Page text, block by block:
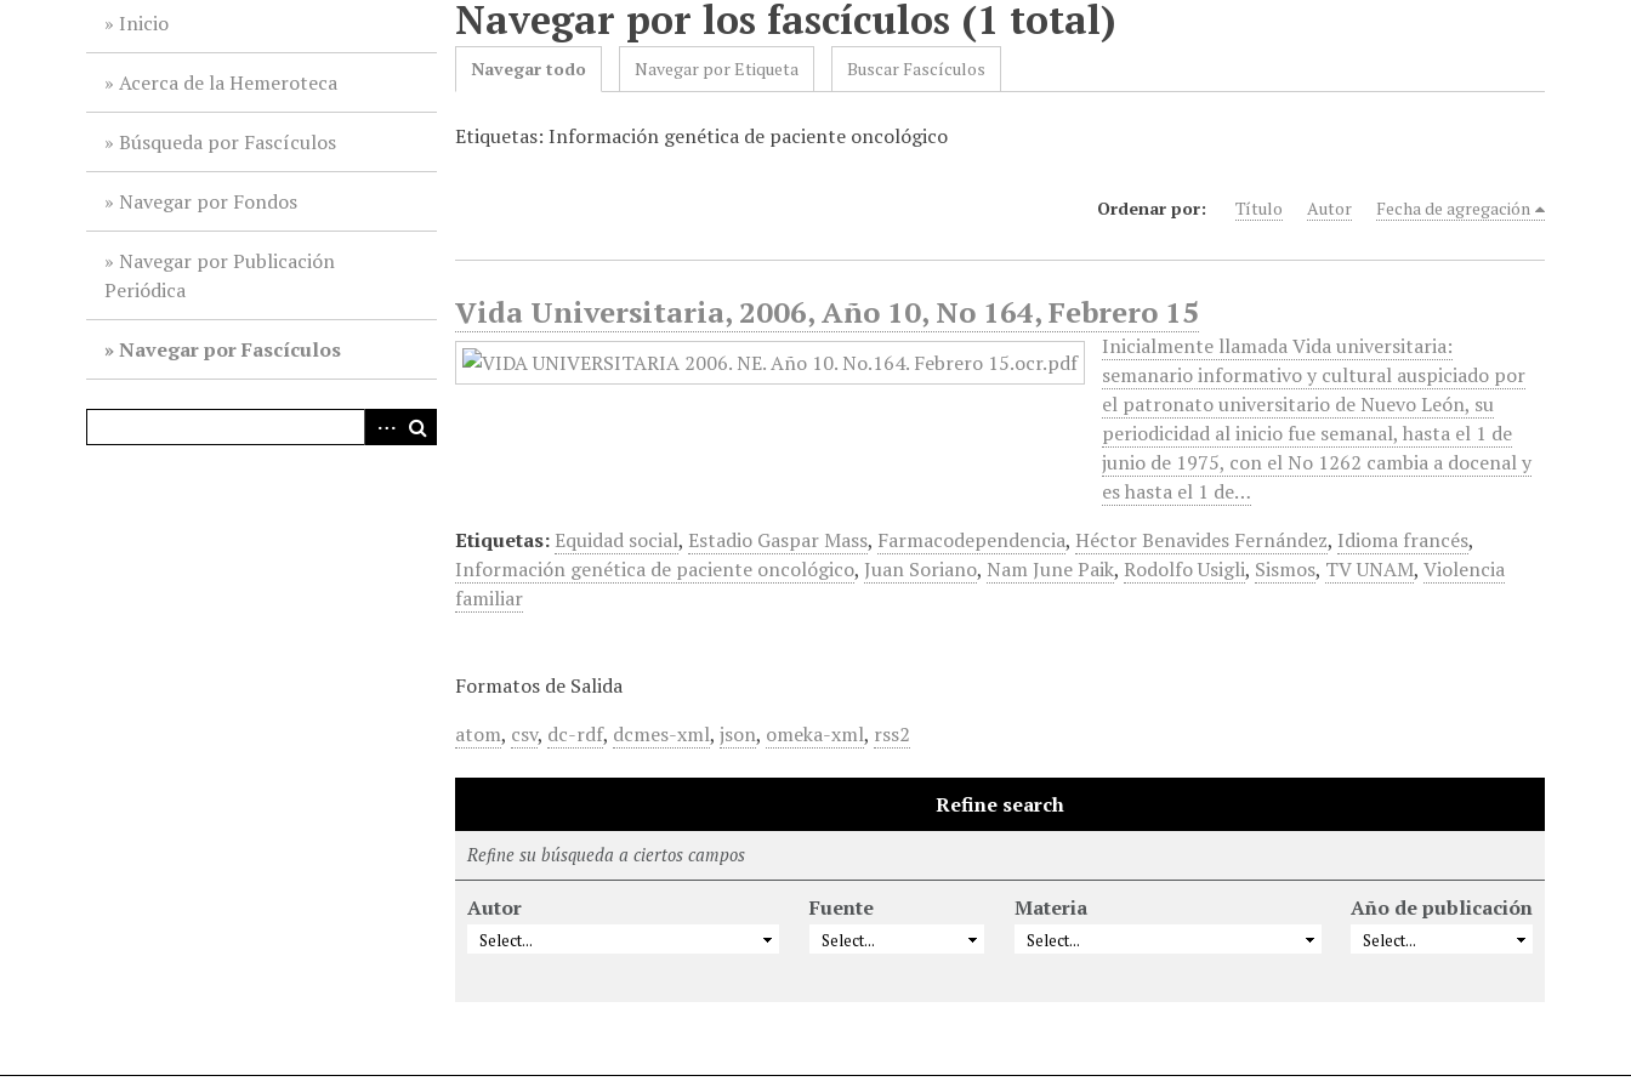
Inicio
Acerca de la Hemeroteca
Búsqueda por Fascículos
Navegar por Fondos
Navegar por Publicación
Periódica
Navegar por Fascículos
Navegar por los fascículos (1 total)
Navegar todo Navegar por Etiqueta Buscar Fascículos
Etiquetas: Información genética de paciente oncológico
Ordenar por: Título Autor Fecha de agregación
Vida Universitaria, 2006, Año 10, No 164, Febrero 15
Inicialmente llamada Vida universitaria:
semanario informativo y cultural auspiciado por
el patronato universitario de Nuevo León, su
periodicidad al inicio fue semanal, hasta el 1 de
junio de 1975, con el No 1262 cambia a docenal y
es hasta el 1 de…
Etiquetas: Equidad social, Estadio Gaspar Mass, Farmacodependencia, Héctor Benavides Fernández, Idioma francés,
Información genética de paciente oncológico, Juan Soriano, Nam June Paik, Rodolfo Usigli, Sismos, TV UNAM,Violencia
familiar
Formatos de Salida
atom, csv, dc-rdf, dcmes-xml,json, omeka-xml, rss2
Refine search
Refine su búsqueda a ciertos campos
Autor Fuente Materia Año de publicación